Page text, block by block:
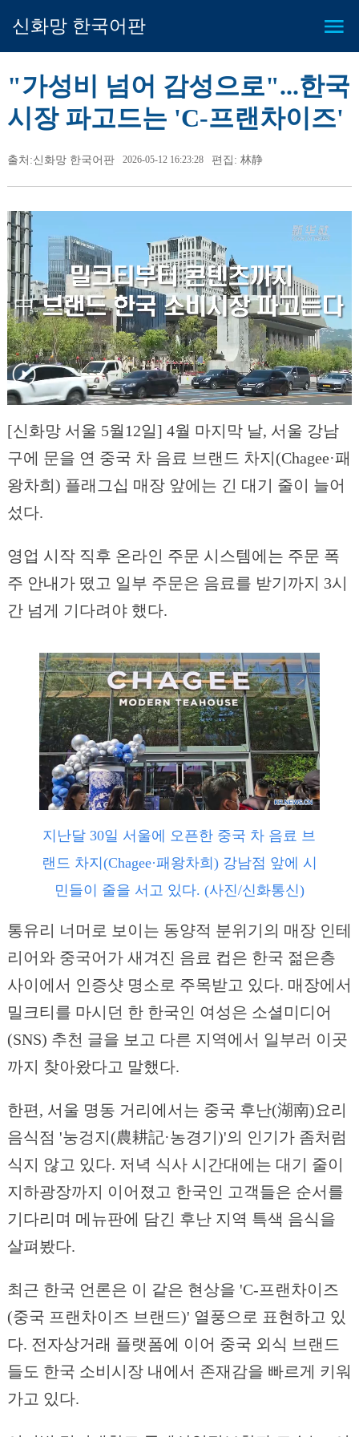
신화망 한국어판
"가성비 넘어 감성으로"...한국
시장 파고드는 'C-프랜차이즈'
출처:신화망 한국어판 2026-05-12 16:23:28 편집: 林静
[신화망 서울 5월12일] 4월 마지막 날, 서울 강남
구에 문을 연 중국 차 음료 브랜드 차지(Chagee·패
왕차희) 플래그십 매장 앞에는 긴 대기 줄이 늘어
섰다.
영업 시작 직후 온라인 주문 시스템에는 주문 폭
주 안내가 떴고 일부 주문은 음료를 받기까지 3시
간 넘게 기다려야 했다.
지난달 30일 서울에 오픈한 중국 차 음료 브
랜드 차지(Chagee·패왕차희) 강남점 앞에 시
민들이 줄을 서고 있다. (사진/신화통신)
통유리 너머로 보이는 동양적 분위기의 매장 인테
리어와 중국어가 새겨진 음료 컵은 한국 젊은층
사이에서 인증샷 명소로 주목받고 있다. 매장에서
밀크티를 마시던 한 한국인 여성은 소셜미디어
(SNS) 추천 글을 보고 다른 지역에서 일부러 이곳
까지 찾아왔다고 말했다.
한편, 서울 명동 거리에서는 중국 후난(湖南)요리
음식점 '눙겅지(農耕記·농경기)'의 인기가 좀처럼
식지 않고 있다. 저녁 식사 시간대에는 대기 줄이
지하광장까지 이어졌고 한국인 고객들은 순서를
기다리며 메뉴판에 담긴 후난 지역 특색 음식을
살펴봤다.
최근 한국 언론은 이 같은 현상을 'C-프랜차이즈
(중국 프랜차이즈 브랜드)' 열풍으로 표현하고 있
다. 전자상거래 플랫폼에 이어 중국 외식 브랜드
들도 한국 소비시장 내에서 존재감을 빠르게 키워
가고 있다.